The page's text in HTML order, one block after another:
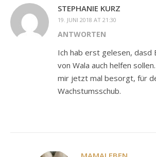
STEPHANIE KURZ
19. JUNI 2018 AT 21:30
ANTWORTEN
Ich hab erst gelesen, dasd
von Wala auch helfen
mir jetzt mal besorgt, für
Wachstumsschub.